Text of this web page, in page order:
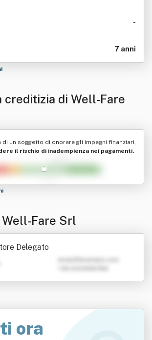
-
7 anni
di Well-Fare
un soggetto di onorare gli impegni finanziari,
il rischio di inadempienza nei pagamenti.
Well-Fare Srl
Delegato
ora